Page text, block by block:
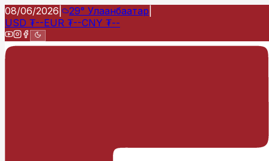
08/06/2026 29° Улаанбаатар
USD ₮--EUR ₮--CNY ₮--